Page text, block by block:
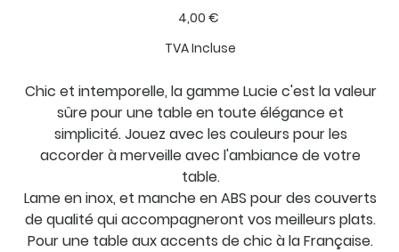
Prix
4,00 €
TVA Incluse
Chic et intemporelle, la gamme Lucie c'est la valeur
sûre pour une table en toute élégance et
simplicité. Jouez avec les couleurs pour les
accorder à merveille avec l'ambiance de votre
table.
Lame en inox, et manche en ABS pour des couverts
de qualité qui accompagneront vos meilleurs plats.
Pour une table aux accents de chic à la Française.